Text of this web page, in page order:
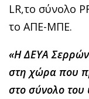
LR,το σύνολο
το ΑΠΕ-ΜΠΕ.
«Η ΔΕΥΑ
στη χώρα που
στο σύνολο του